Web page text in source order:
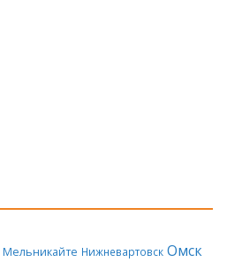
Мельникайте Нижневартовск Омск